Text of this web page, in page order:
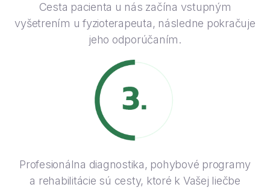
Cesta pacienta u nás začína vstupným
vyšetrením u fyzioterapeuta, následne pokračuje
jeho odporúčaním.
Profesionálna diagnostika, pohybové programy
a rehabilitácie sú cesty, ktoré k Vašej liečbe